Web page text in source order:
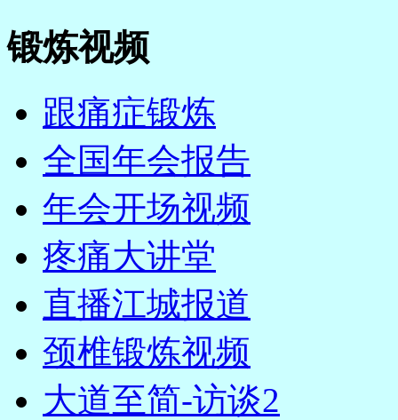
锻炼视频
跟痛症锻炼
全国年会报告
年会开场视频
疼痛大讲堂
直播江城报道
颈椎锻炼视频
大道至简-访谈2